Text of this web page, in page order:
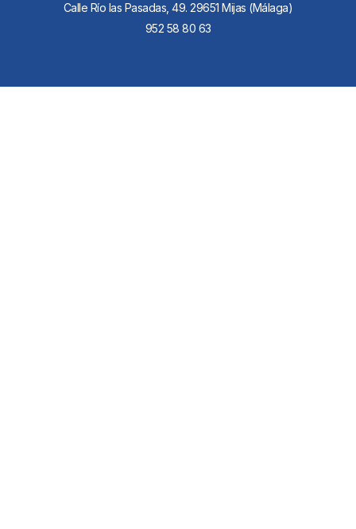
Calle Río las Pasadas, 49. 29651 Mijas (Málaga)
952 58 80 63